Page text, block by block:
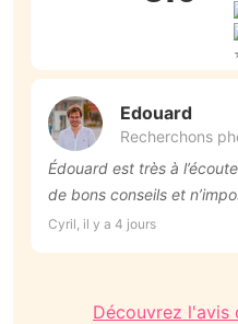
Edouard
Recherchons
Édouard est très à
de bons conseils et
top et correspond à nos
Cyril, il y a 4 jours
Découvrez l'avis